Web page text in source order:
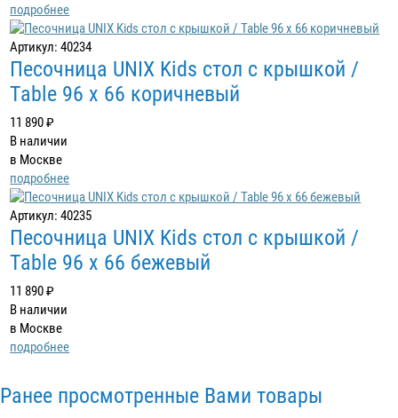
подробнее
Артикул: 40234
Песочница UNIX Kids стол с крышкой /
Table 96 х 66 коричневый
11 890 ₽
В наличии
в Москве
подробнее
Артикул: 40235
Песочница UNIX Kids стол с крышкой /
Table 96 х 66 бежевый
11 890 ₽
В наличии
в Москве
подробнее
Ранее просмотренные Вами товары